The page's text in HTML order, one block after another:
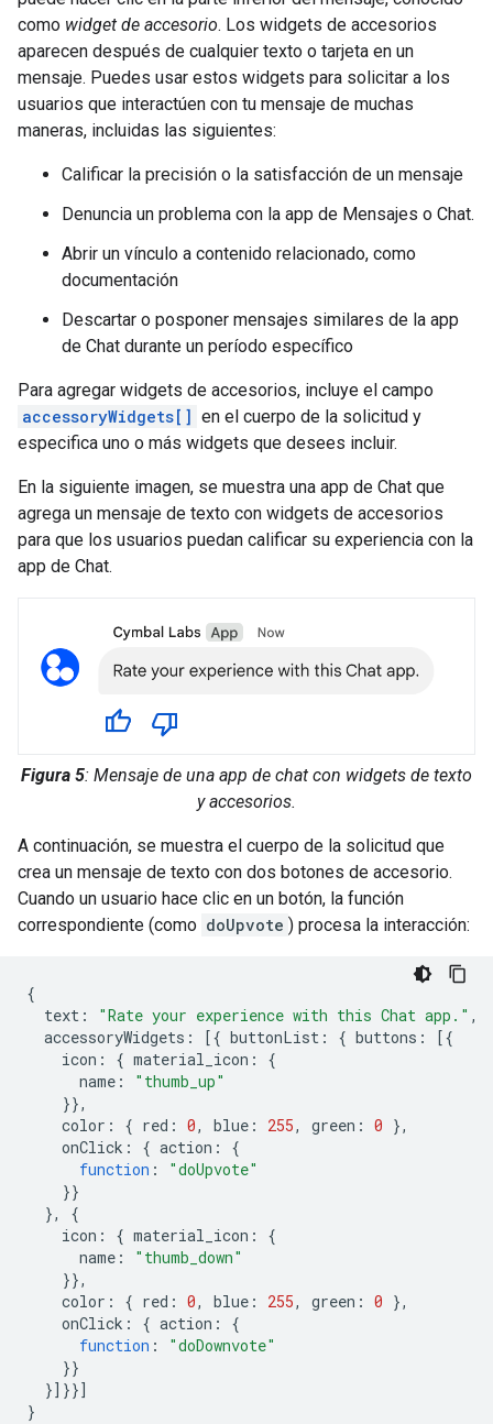
como widget de accesorio. Los widgets de accesorios
aparecen después de cualquier texto o tarjeta en un
mensaje. Puedes usar estos widgets para solicitar a los
usuarios que interactúen con tu mensaje de muchas
maneras, incluidas las siguientes:
Calificar la precisión o la satisfacción de un mensaje
Denuncia un problema con la app de Mensajes o Chat.
Abrir un vínculo a contenido relacionado, como
documentación
Descartar o posponer mensajes similares de la app
de Chat durante un período específico
Para agregar widgets de accesorios, incluye el campo
accessoryWidgets[] en el cuerpo de la solicitud y
especifica uno o más widgets que desees incluir.
En la siguiente imagen, se muestra una app de Chat que
agrega un mensaje de texto con widgets de accesorios
para que los usuarios puedan calificar su experiencia con la
app de Chat.
Figura 5: Mensaje de una app de chat con widgets de texto
y accesorios.
A continuación, se muestra el cuerpo de la solicitud que
crea un mensaje de texto con dos botones de accesorio.
Cuando un usuario hace clic en un botón, la función
correspondiente (como doUpvote ) procesa la interacción:
{
text : "Rate your experience with this Chat app." ,
accessoryWidgets : [{ buttonList : { buttons :
[{
icon : { material_icon :
{
name :
"thumb_up"
}},
color : { red : 0, blue : 255, green : 0 },
onClick : { action :
{
function :
"doUpvote"
}}
},
{
icon : { material_icon :
{
name :
"thumb_down"
}},
color : { red : 0, blue : 255, green : 0 },
onClick : { action :
{
function :
"doDownvote"
}}
}]}}]
}